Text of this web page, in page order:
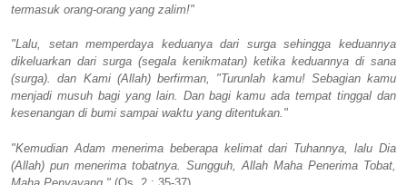
termasuk orang-orang yang zalim!"
"Lalu, setan memperdaya keduanya dari surga sehingga keduannya
dikeluarkan dari surga (segala kenikmatan) ketika keduannya di sana
(surga). dan Kami (Allah) berfirman, "Turunlah kamu! Sebagian kamu
menjadi musuh bagi yang lain. Dan bagi kamu ada tempat tinggal dan
kesenangan di bumi sampai waktu yang ditentukan."
"Kemudian Adam menerima beberapa kelimat dari Tuhannya, lalu Dia
(Allah) pun menerima tobatnya. Sungguh, Allah Maha Penerima Tobat,